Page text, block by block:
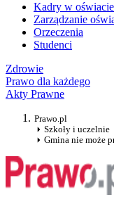
Kadry w oświacie
Zarządzanie
Orzeczenia
Studenci
Zdrowie
Prawo dla każdego
Akty Prawne
Prawo.pl
Szkoły i uczelnie
Gmina nie może